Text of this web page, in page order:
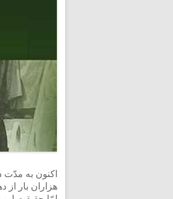
اکنون به
هزاران بار از